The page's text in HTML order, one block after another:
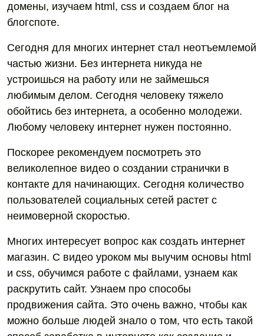
домены, изучаем html, css и создаем блог на
блогспоте.
Сегодня для многих интернет стал неотъемлемой
частью жизни. Без интернета никуда не
устроишься на работу или не займешься
любимым делом. Сегодня человеку тяжело
обойтись без интернета, а особенно молодежи.
Любому человеку интернет нужен постоянно.
Поскорее рекомендуем посмотреть это
великолепное видео о создании странички в
контакте для начинающих. Сегодня количество
пользователей социальных сетей растет с
неимоверной скоростью.
Многих интересует вопрос как создать интернет
магазин. С видео уроком мы выучим основы html
и css, обучимся работе с файлами, узнаем как
раскрутить сайт. Узнаем про способы
продвижения сайта. Это очень важно, чтобы как
можно больше людей знало о том, что есть такой